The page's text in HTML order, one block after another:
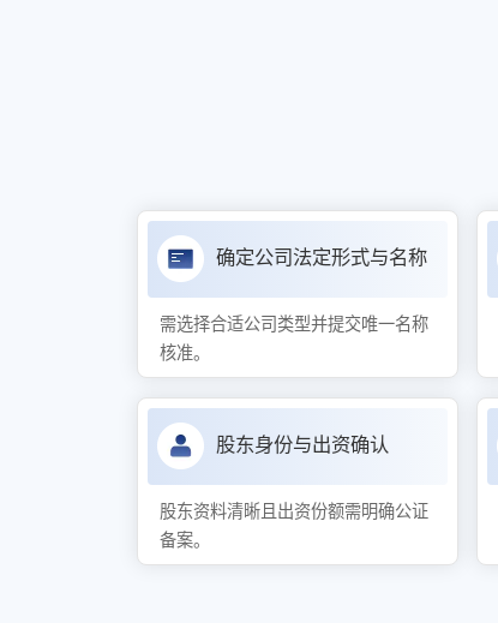
确定公司法定形式与名称
需选择合适公司类型并提交唯一名称
核准。
股东身份与出资确认
股东资料清晰且出资份额需明确公证
备案。